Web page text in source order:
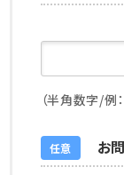
（半角数字/
お
任意